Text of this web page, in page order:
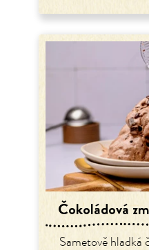
Čokoládová
Sametově hladká